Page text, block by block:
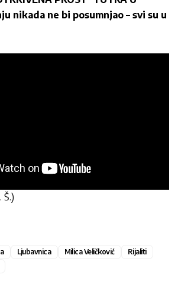
nikada ne bi posumnjao – svi su u
Š.)
Ljubavnica Milica Veličković
Rijaliti